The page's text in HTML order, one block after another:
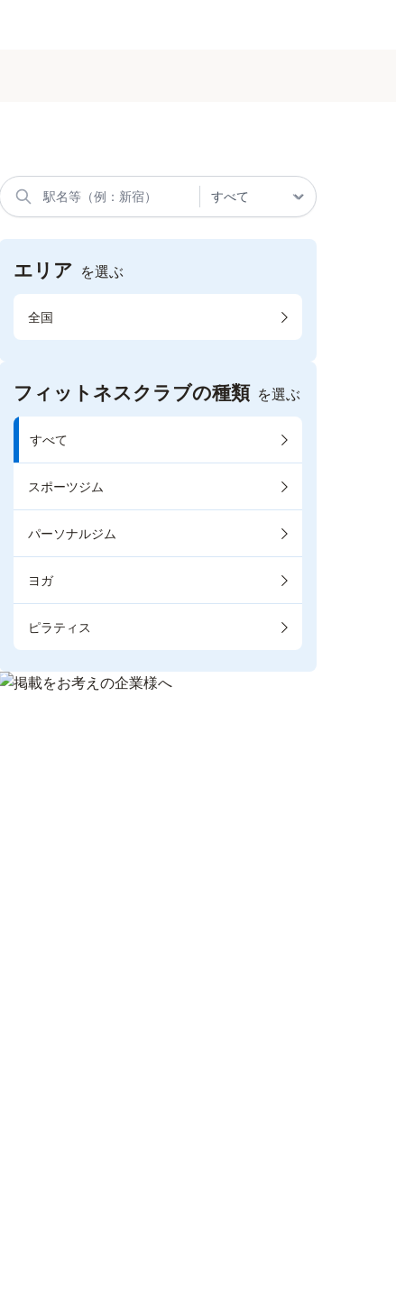
エリア を選ぶ
全国
フィットネスクラブの種類 を選ぶ
すべて
スポーツジム
パーソナルジム
ヨガ
ピラティス